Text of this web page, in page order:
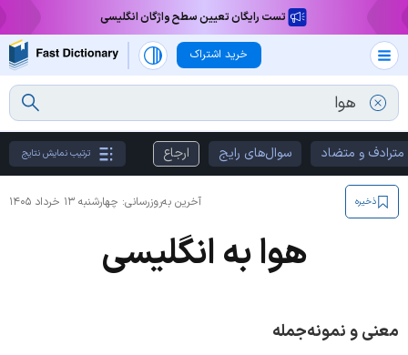
تست رایگان تعیین سطح واژگان انگلیسی
خرید اشتراک
مترادف و متضاد سوال‌های رایج ارجاع ترتیب نمایش نتایج
آخرین به‌روزرسانی: چهارشنبه ۱۳ خرداد ۱۴۰۵ ذخیره
هوا به انگلیسی
معنی و نمونه‌جمله